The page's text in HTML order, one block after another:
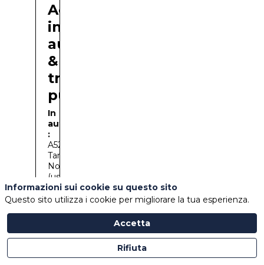
Accesso
in
auto
&
trasporto
In
auto
:
A52
Tangenziale
Nord
(uscita
fieramilano);
A50
A8
A9
Informazioni sui cookie su questo sito
Questo sito utilizza i cookie per migliorare la tua esperienza.
Accetta
Rifiuta